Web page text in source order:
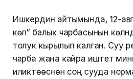
Ишкердин айтымында, 12-
көл” балык чарбасынын
толук кырылып калган. Суу
чарба жана кайра иштетүү
иликтөөсүнөн соң сууда